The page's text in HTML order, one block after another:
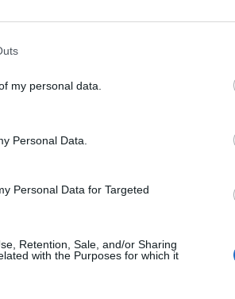
my personal data.
Personal Data.
Personal Data for Targeted
Retention, Sale, and/or Sharing
with the Purposes for which it
amit nem
akik a
a buszon
a fejében
Ida, aki a
mécsest
hanem
törölték a
előtt, és